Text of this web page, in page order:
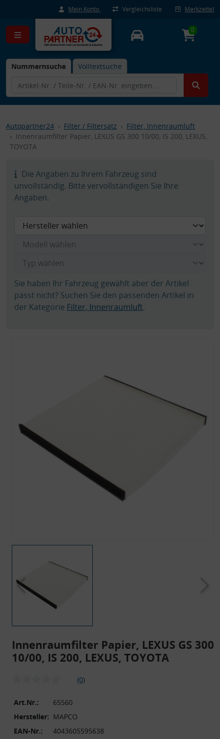
Mein Konto Vergleichsliste Merkzettel
Nummernsuche Volltextsuche
0
Autopartner24 Filter / Filtersatz
Filter, Innenraumluft
Innenraumfilter Papier, LEXUS GS 300 10/00, IS 200, LEXUS,
TOYOTA
Die Angaben zu Ihrem Fahrzeug sind
unvollständig. Bitte vervollständigen Sie Ihre
Angaben.
Sie haben Ihr Fahrzeug gewählt aber der Artikel
passt nicht? Suchen Sie den passenden Artikel in
der Kategorie Filter, Innenraumluft.
Innenraumfilter Papier, LEXUS GS 300
10/00, IS 200, LEXUS, TOYOTA
(0)
Art.Nr.:
65560
Hersteller: MAPCO
EAN-Nr.:
4043605595638